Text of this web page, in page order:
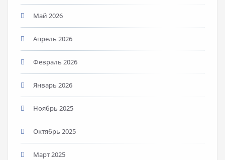
Май 2026
Апрель 2026
Февраль 2026
Январь 2026
Ноябрь 2025
Октябрь 2025
Март 2025